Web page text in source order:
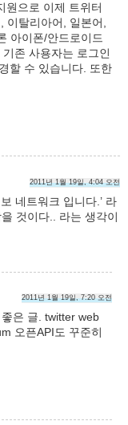
원으로 이제 트위터
이탈리아어, 일본어,
아이폰/안드로이드
존 사용자는 로그인
할 수 있습니다. 또한
2011년 1월 19일, 4:04 오전
네트워크 입니다.’ 라
것이다.. 라는 생각이
2011년 1월 19일, 7:20 오전
은 글. twitter web
오픈API도 꾸준히